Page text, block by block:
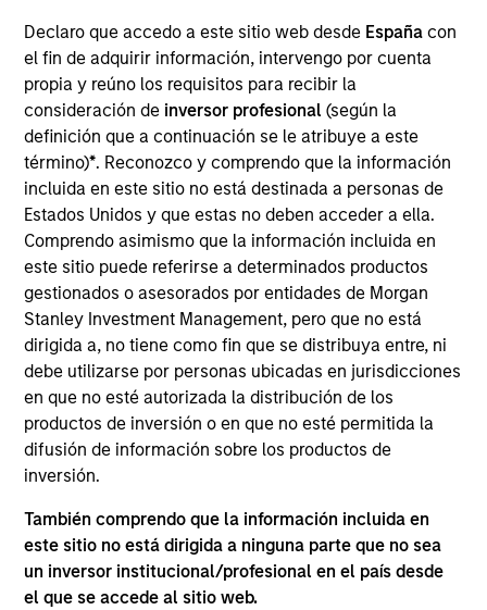
Declaro que accedo a este sitio web desde España con
el fin de adquirir información, intervengo por cuenta
propia y reúno los requisitos para recibir la
consideración de inversor profesional(según la
definición que a continuación se le atribuye a este
término)*. Reconozco y comprendo que la información
incluida en este sitio no está destinada a personas de
Estados Unidos y que estas no deben acceder a ella.
Comprendo asimismo que la información incluida en
este sitio puede referirse a determinados productos
gestionados o asesorados por entidades de Morgan
Stanley Investment Management, pero que no está
dirigida a, no tiene como fin que se distribuya entre, ni
debe utilizarse por personas ubicadas en jurisdicciones
en que no esté autorizada la distribución de los
productos de inversión o en que no esté permitida la
difusión de información sobre los productos de
inversión.
También comprendo que la información incluida en
este sitio no está dirigida a ninguna parte que no sea
un inversor institucional/profesional en el país desde
el que se accede al sitio web.
Revalorización a largo plazo de su inversión,
medida en USD.
Enfoque de inversión
El objetivo del fondo es lograr la revalorización del
capital a largo plazo invirtiendo principalmente en
compañías de alta calidad ubicadas o que llevan a
cabo su actividad en países de mercados en vías
de desarrollo cuyas capitalizaciones se
encuentran dentro del espectro de compañías
incluidas en el índice MSCI Emerging Markets Net.
Para lograr este objetivo, el equipo de inversión
suele decantarse por compañías que considera
que presentan ventajas competitivas sostenibles y
que pueden monetizarse mediante el crecimiento.
sostenibilidad desde el punto de vista del cambio
disruptivo, la fortaleza financiera, los factores
externos de índole medioambiental y social y el